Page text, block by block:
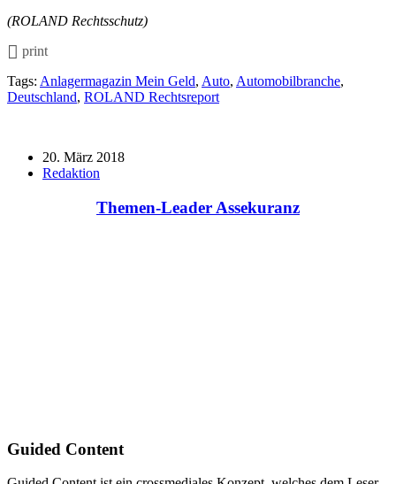
(ROLAND Rechtsschutz)
print
Tags: Anlagermagazin Mein Geld, Auto, Automobilbranche,
Deutschland, ROLAND Rechtsreport
20. März 2018
Redaktion
Themen-Leader Assekuranz
Guided Content